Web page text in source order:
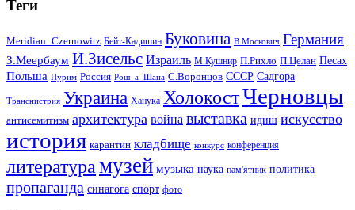
Теги
Meridian_Czernowitz Бейт-Кадишин Буковина В.Москович Германия
З.Меербаум И.Зисельс Израиль М.Кушнир П.Рихло П.Целан Песах
Польша Пурим Россия Рош_а_Шана С.Воронцов СССР Садгора
Транснистрия Украина Ханука ХолокостЧерновцы
антисемитизм архитектура война выставка идиш искусство
история карантин кладбище конкурс конференция
литература музей музыка наука пам'ятник политика
пропаганда синагога спорт фото